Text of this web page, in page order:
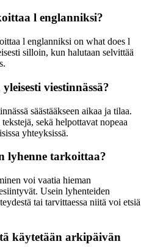
l englanniksi?
l englanniksi on what does l
silloin, kun halutaan selvittää
viestinnässä?
säästääkseen aikaa ja tilaa.
sekä helpottavat nopeaa
yhteyksissä.
lyhenne tarkoittaa?
voi vaatia hieman
Usein lyhenteiden
tai tarvittaessa niitä voi etsiä
käytetään arkipäivän